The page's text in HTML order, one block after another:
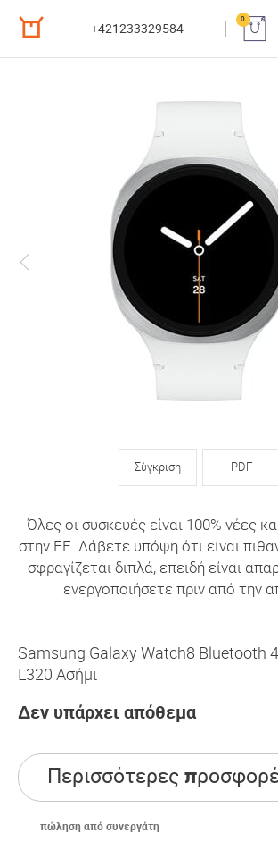
+421233329584
0
Σύγκριση PDF
Όλες οι συσκευές είναι 100% νέες
στην ΕΕ. Λάβετε υπόψη ότι είναι
σφραγίζεται διπλά, επειδή είναι
ενεργοποιήσετε πριν από την
Samsung Galaxy Watch8 Bluetooth
L320 Ασήμι
Δεν υπάρχει απόθεμα
Περισσότερες
πώληση από συνεργάτη